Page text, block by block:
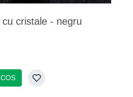
cristale - negru